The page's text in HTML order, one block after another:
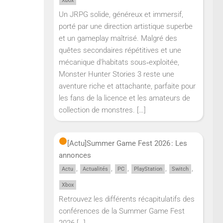
Un JRPG solide, généreux et immersif,
porté par une direction artistique superbe
et un gameplay maîtrisé. Malgré des
quêtes secondaires répétitives et une
mécanique d’habitats sous‑exploitée,
Monster Hunter Stories 3 reste une
aventure riche et attachante, parfaite pour
les fans de la licence et les amateurs de
collection de monstres. […]
[Actu]Summer Game Fest 2026 : Les
annonces
Actu , Actualités , PC , PlayStation , Switch ,
Xbox
Retrouvez les différents récapitulatifs des
conférences de la Summer Game Fest